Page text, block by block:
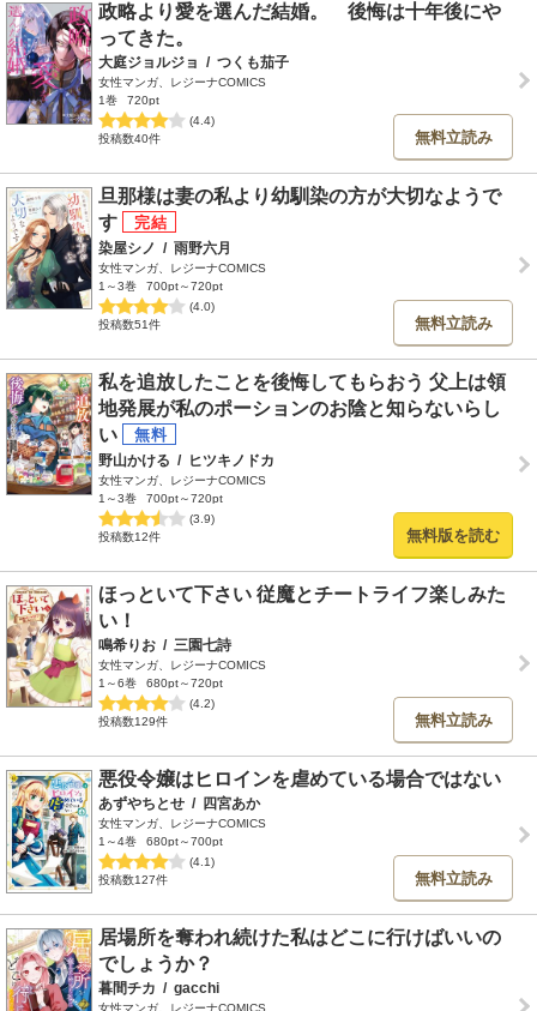
政略より愛を選んだ結婚。 後悔は十年後にや
ってきた。
大庭ジョルジョ / つくも茄子
女性マンガ、レジーナCOMICS
1巻
720pt
(4.4)
投稿数40件
無料立読み
旦那様は妻の私より幼馴染の方が大切なようで
す
染屋シノ / 雨野六月
女性マンガ、レジーナCOMICS
1～3巻
700pt～720pt
(4.0)
投稿数51件
無料立読み
私を追放したことを後悔してもらおう 父上は領
地発展が私のポーションのお陰と知らないらし
い
野山かける / ヒツキノドカ
女性マンガ、レジーナCOMICS
1～3巻
700pt～720pt
(3.9)
投稿数12件
無料版を読む
ほっといて下さい 従魔とチートライフ楽しみた
い！
鳴希りお / 三園七詩
女性マンガ、レジーナCOMICS
1～6巻
680pt～720pt
(4.2)
投稿数129件
無料立読み
悪役令嬢はヒロインを虐めている場合ではない
あずやちとせ / 四宮あか
女性マンガ、レジーナCOMICS
1～4巻
680pt～700pt
(4.1)
投稿数127件
無料立読み
居場所を奪われ続けた私はどこに行けばいいの
でしょうか？
暮間チカ / gacchi